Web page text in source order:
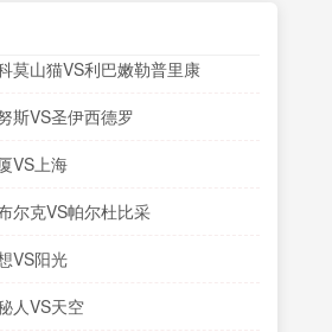
莫山猫VS利巴嫩勒普里康
斯VS圣伊西德罗
VS上海
尔克VS帕尔杜比采
VS阳光
人VS天空